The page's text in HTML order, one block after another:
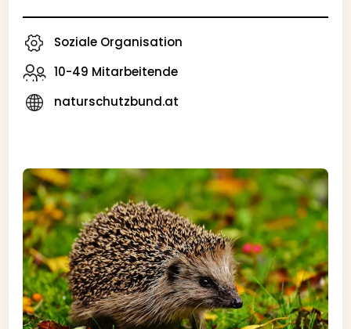
Soziale Organisation
10-49 Mitarbeitende
naturschutzbund.at